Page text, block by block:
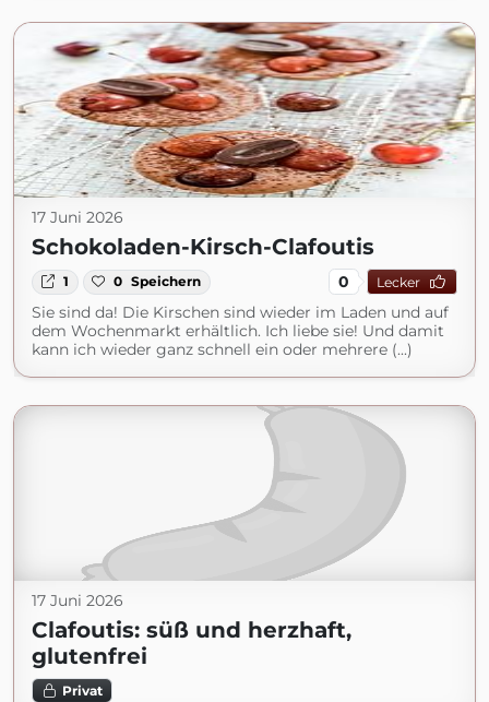
17 Juni 2026
Schokoladen-Kirsch-Clafoutis
1 0 Speichern 0 Lecker
Sie sind da! Die Kirschen sind wieder im Laden und auf
dem Wochenmarkt erhältlich. Ich liebe sie! Und damit
kann ich wieder ganz schnell ein oder mehrere (...)
17 Juni 2026
Clafoutis: süß und herzhaft,
glutenfrei
Privat